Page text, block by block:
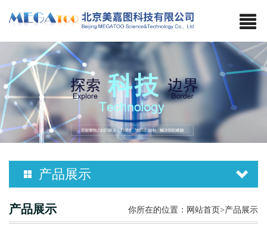
产品展示
产品展示 你所在的位置： 网站首页>产品展示
MP-2